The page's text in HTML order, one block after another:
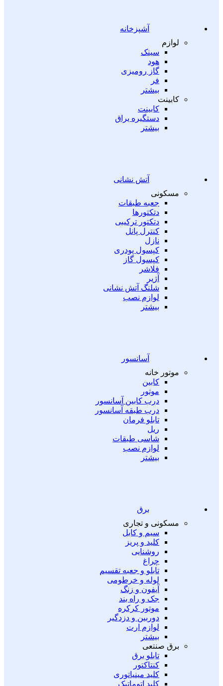
آشپزخانه
لوازم
سینک
هود
گاز رومیزی
فر
بیشتر
کابینت
کابینت
دستگیره یراق
بیشتر
آتش نشانی
مسکونی
جعبه طبقات
دتکتورها
دتکتور ترکیبی
کنترل پانل
نازل
کپسول پودری
کپسول گاز
فلاشر
آژیر
شلنگ آتش نشانی
لوازم نصب
بیشتر
آسانسور
موتور خانه
کابین
موتور
درب کابین آسانسور
درب طبقه آسانسور
تابلو فرمان
ریل
شاسی طبقات
لوازم نصب
بیشتر
برق
مسکونی و تجاری
سیم و کابل
کلید و پریز
روشنایی
چراغ
تابلو و جعبه تقسیم
لوله و خرطومی
آیفون و زنگ
جک و راه بند
موتور کرکره
دوربین و دزدگیر
لوازم ارت
بیشتر
برق صنتعی
تابلو برق
کنتاکتور
کلید مینیاتوری
کلید اتوماتیک